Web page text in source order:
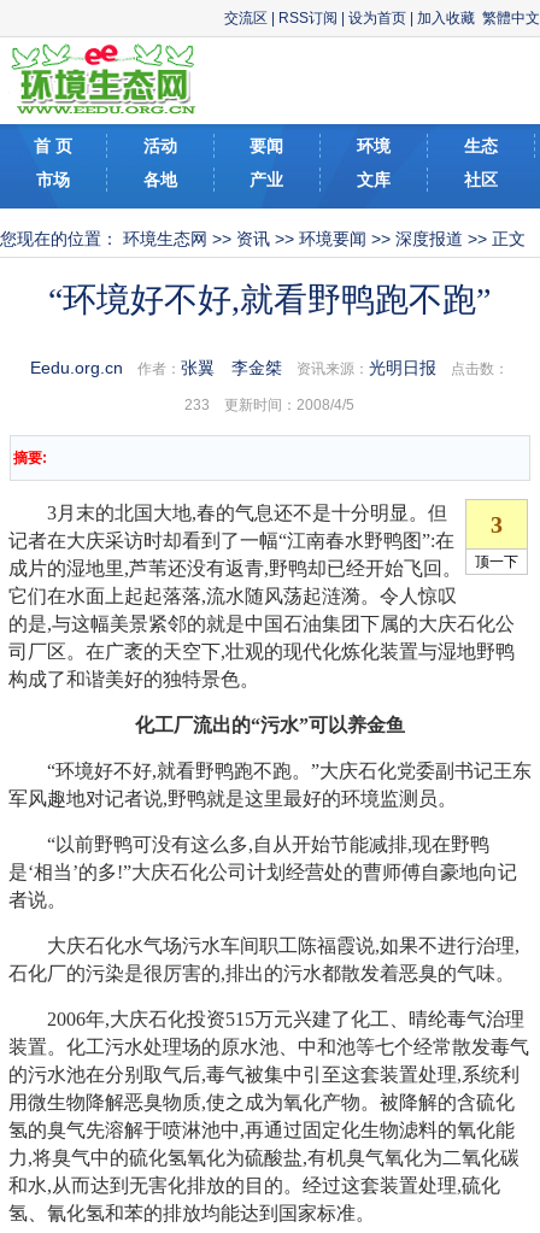
交流区 RSS订阅 设为首页 加入收藏 繁體中文
首 页 活动 要闻 环境
生态
市场
各地 产业 文库 社区
您现在的位置： 环境生态网 >> 资讯 >> 环境要闻 >> 深度报道 >> 正文
“环境好不好,就看野鸭跑不跑”
Eedu.org.cn 作者：张翼 李金桀 资讯来源：光明日报 点击数：
233 更新时间：2008/4/5
摘要:
3月末的北国大地,春的气息还不是十分明显。但
记者在大庆采访时却看到了一幅“江南春水野鸭图”:在
成片的湿地里,芦苇还没有返青,野鸭却已经开始飞回。
它们在水面上起起落落,流水随风荡起涟漪。令人惊叹
的是,与这幅美景紧邻的就是中国石油集团下属的大庆石化公
司厂区。在广袤的天空下,壮观的现代化炼化装置与湿地野鸭
构成了和谐美好的独特景色。
化工厂流出的“污水”可以养金鱼
“环境好不好,就看野鸭跑不跑。”大庆石化党委副书记王东
军风趣地对记者说,野鸭就是这里最好的环境监测员。
“以前野鸭可没有这么多,自从开始节能减排,现在野鸭
是‘相当’的多!”大庆石化公司计划经营处的曹师傅自豪地向记
者说。
大庆石化水气场污水车间职工陈福霞说,如果不进行治理,
石化厂的污染是很厉害的,排出的污水都散发着恶臭的气味。
2006年,大庆石化投资515万元兴建了化工、晴纶毒气治理
装置。化工污水处理场的原水池、中和池等七个经常散发毒气
的污水池在分别取气后,毒气被集中引至这套装置处理,系统利
用微生物降解恶臭物质,使之成为氧化产物。被降解的含硫化
氢的臭气先溶解于喷淋池中,再通过固定化生物滤料的氧化能
力,将臭气中的硫化氢氧化为硫酸盐,有机臭气氧化为二氧化碳
和水,从而达到无害化排放的目的。经过这套装置处理,硫化
氢、氰化氢和苯的排放均能达到国家标准。